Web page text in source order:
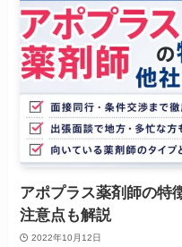
アポプラス薬剤師の特
注意点も解説
2022年10月12日